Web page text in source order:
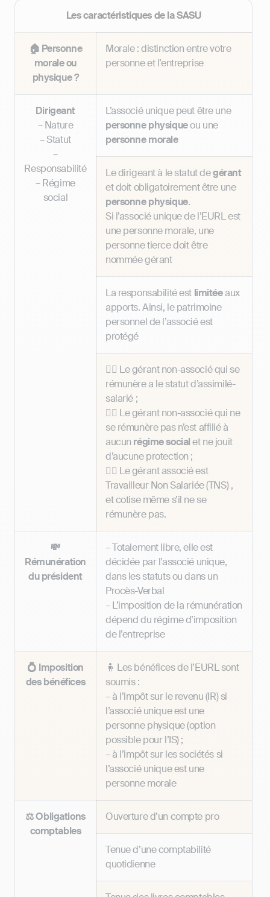
Les caractéristiques de la SASU
🏠 Personne
morale ou
physique ?
Morale : distinction entre votre
personne et l’entreprise
Dirigeant
– Nature
– Statut
–
Responsabilité
– Régime
social
L’associé unique peut être une
personne physiqueou une
personne morale
Le dirigeant à le statut degérant
et doit obligatoirement être une
personne physique.
Si l’associé unique de l’EURL est
une personne morale, une
personne tierce doit être
nommée gérant
La responsabilité est limitéeaux
apports. Ainsi, le patrimoine
personnel de l’associé est
protégé
👉🏼 Le gérant non-associé qui se
rémunère a le statut d’assimilé-
salarié ;
👉🏼 Le gérant non-associé qui ne
se rémunère pas n’est affilié à
aucun régime socialet ne jouit
d’aucune protection ;
👉🏼 Le gérant associé est
Travailleur Non Salariée (TNS) ,
et cotise même s’il ne se
rémunère pas.
💸
Rémunération
du président
– Totalement libre, elle est
décidée par l’associé unique,
dans les statuts ou dans un
Procès-Verbal
– L’imposition de la rémunération
dépend du régime d’imposition
de l’entreprise
💍 Imposition
des bénéfices
🧍 Les bénéfices de l’EURL sont
soumis :
– à l’impôt sur le revenu (IR) si
l’associé unique est une
personne physique (option
possible pour l’IS) ;
– à l’impôt sur les sociétés si
l’associé unique est une
personne morale
⚖️ Obligations
comptables
Ouverture d’un compte pro
Tenue d’une comptabilité
quotidienne